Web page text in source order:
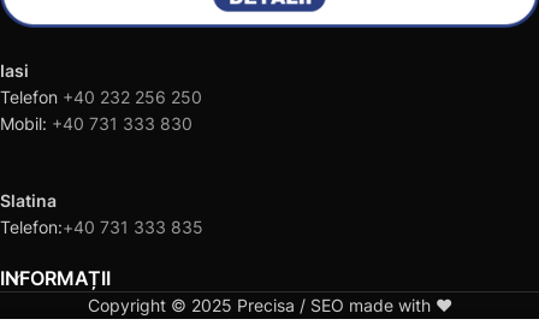
Iasi
Telefon +40 232 256 250
Mobil: +40 731 333 830
Slatina
Telefon:+40 731 333 835
INFORMAȚII
Copyright © 2025 Precisa / SEO made with ❤️